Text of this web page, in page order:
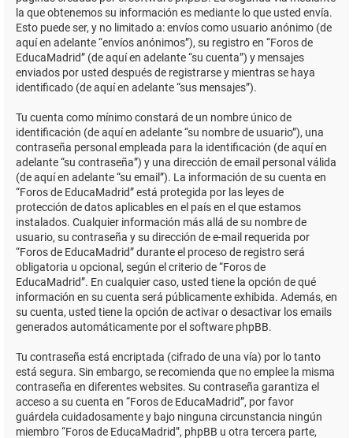
la que obtenemos su información es mediante lo que usted envía.
Esto puede ser, y no limitado a: envíos como usuario anónimo (de
aquí en adelante “envíos anónimos”), su registro en “Foros de
EducaMadrid” (de aquí en adelante “su cuenta”) y mensajes
enviados por usted después de registrarse y mientras se haya
identificado (de aquí en adelante “sus mensajes”).
Tu cuenta como mínimo constará de un nombre único de
identificación (de aquí en adelante “su nombre de usuario”), una
contraseña personal empleada para la identificación (de aquí en
adelante “su contraseña”) y una dirección de email personal válida
(de aquí en adelante “su email”). La información de su cuenta en
“Foros de EducaMadrid” está protegida por las leyes de
protección de datos aplicables en el país en el que estamos
instalados. Cualquier información más allá de su nombre de
usuario, su contraseña y su dirección de e-mail requerida por
“Foros de EducaMadrid” durante el proceso de registro será
obligatoria u opcional, según el criterio de “Foros de
EducaMadrid”. En cualquier caso, usted tiene la opción de qué
información en su cuenta será públicamente exhibida. Además, en
su cuenta, usted tiene la opción de activar o desactivar los emails
generados automáticamente por el software phpBB.
Tu contraseña está encriptada (cifrado de una vía) por lo tanto
está segura. Sin embargo, se recomienda que no emplee la misma
contraseña en diferentes websites. Su contraseña garantiza el
acceso a su cuenta en “Foros de EducaMadrid”, por favor
guárdela cuidadosamente y bajo ninguna circunstancia ningún
miembro “Foros de EducaMadrid”, phpBB u otra tercera parte,